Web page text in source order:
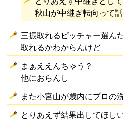
秋山が中継ぎ転向って
三振取れるピッチャー選ん
取れるかわからんけど
まぁええんちゃう？
他におらんし
また小宮山が歳内にプロの
とりあえず結果出してほし